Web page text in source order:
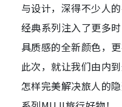
与设计，深得不少人
经典系列注入了更多
具质感的全新颜色，
此次，就让我们由内
怎样完美解决旅人的